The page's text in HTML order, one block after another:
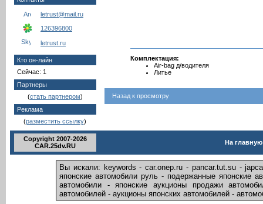
letrust@mail.ru
126396800
letrust.ru
Кто он-лайн
Сейчас: 1
Партнеры
(стать партнером)
Реклама
(разместить ссылку)
Комплектация:
Air-bag д/водителя
Литье
Назад к просмотру
Copyright 2007-2026
CAR.25dv.RU
На главную
Вы искали: keywords - car.onep.ru - pancar.tut.su -
японские автомобили руль - подержанные японские
автомобили - японские аукционы продажи
автомобилей - аукционы японских автомобилей -